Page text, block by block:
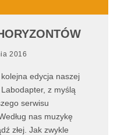
2016
kolejna edycja naszej
z myślą
serwisu
nas muzykę
złej. Jak zwykle